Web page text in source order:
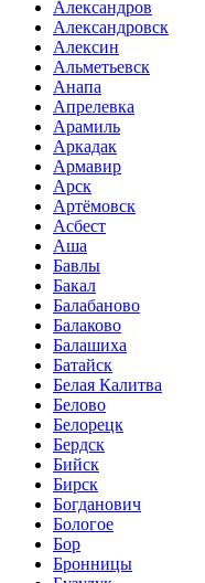
Александров
Александровск
Алексин
Альметьевск
Анапа
Апрелевка
Арамиль
Аркадак
Армавир
Арск
Артёмовск
Асбест
Аша
Бавлы
Бакал
Балабаново
Балаково
Балашиха
Батайск
Белая Калитва
Белово
Белорецк
Бердск
Бийск
Бирск
Богданович
Бологое
Бор
Бронницы